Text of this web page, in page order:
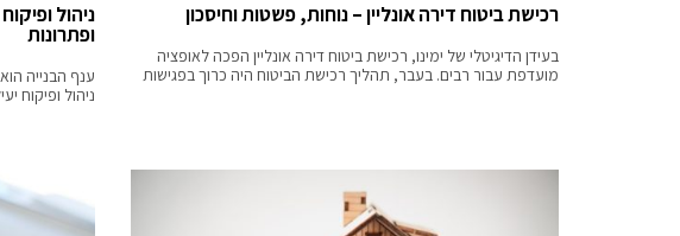
רכישת ביטוח דירה אונליין – נוחות, פשטות וחיסכון
בעידן הדיגיטלי של ימינו, רכישת ביטוח דירה אונליין הפכה לאופציה
מועדפת עבור רבים. בעבר, תהליך רכישת הביטוח היה כרוך בפגישות
ניהול
ופתרונות
ענף הבנייה
ניהול ופיקוח